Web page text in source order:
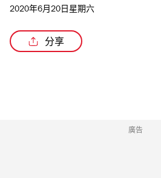
2020年6月20日星期六
分享
廣告